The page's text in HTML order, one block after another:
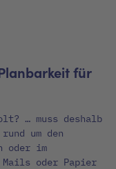
für
… muss deshalb
um den
oder im
oder Papier